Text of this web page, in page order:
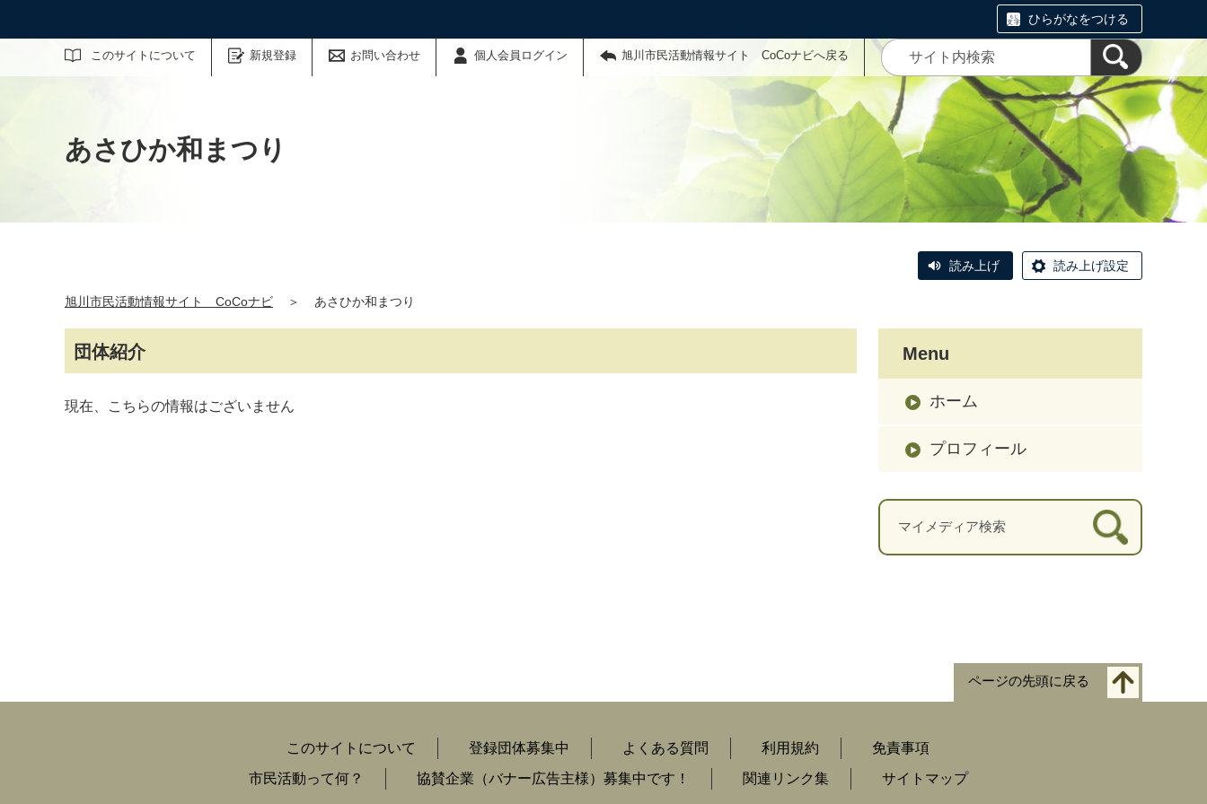
ひらがなをつける
このサイトについて 新規登録 お問い合わせ 個人会員ログイン 旭川市民活動情報サイト CoCoナビへ戻る
サイト内検索
あさひか和まつり
読み上げ 読み上げ設定
旭川市民活動情報サイト CoCoナビ ＞ あさひか和まつり
団体紹介
現在、こちらの情報はございません
Menu
ホーム
プロフィール
ページの先頭に戻る
このサイトについて 登録団体募集中 よくある質問 利用規約
免責事項
市民活動って何？
協賛企業（バナー広告主様）募集中です！ 関連リンク集 サイトマップ